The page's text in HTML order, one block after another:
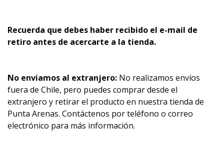
Recuerda que debes haber recibido el e-mail de
retiro antes de acercarte a la tienda.
No enviamos al extranjero: No realizamos envíos
fuera de Chile, pero puedes comprar desde el
extranjero y retirar el producto en nuestra tienda de
Punta Arenas. Contáctenos por teléfono o correo
electrónico para más información.